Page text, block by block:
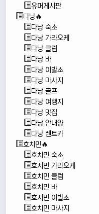
유머게시판
다낭🔥
다낭 숙소
다낭 가라오케
다낭 클럽
다낭 바
다낭 이발소
다낭 마사지
다낭 골프
다낭 여행지
다낭 맛집
다낭 안내양
다낭 렌트카
호치민🔥
호치민 숙소
호치민 가라오케
호치민 클럽
호치민 바
호치민 이발소
호치민 마사지